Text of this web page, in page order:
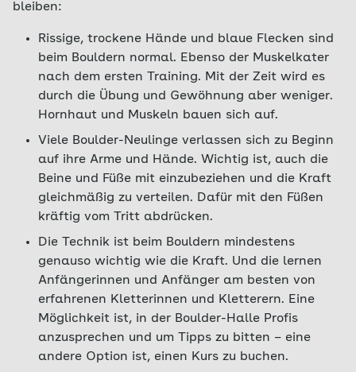
bleiben:
Rissige, trockene Hände und blaue Flecken sind
beim Bouldern normal. Ebenso der Muskelkater
nach dem ersten Training. Mit der Zeit wird es
durch die Übung und Gewöhnung aber weniger.
Hornhaut und Muskeln bauen sich auf.
Viele Boulder-Neulinge verlassen sich zu Beginn
auf ihre Arme und Hände. Wichtig ist, auch die
Beine und Füße mit einzubeziehen und die Kraft
gleichmäßig zu verteilen. Dafür mit den Füßen
kräftig vom Tritt abdrücken.
Die Technik ist beim Bouldern mindestens
genauso wichtig wie die Kraft. Und die lernen
Anfängerinnen und Anfänger am besten von
erfahrenen Kletterinnen und Kletterern. Eine
Möglichkeit ist, in der Boulder-Halle Profis
anzusprechen und um Tipps zu bitten – eine
andere Option ist, einen Kurs zu buchen.